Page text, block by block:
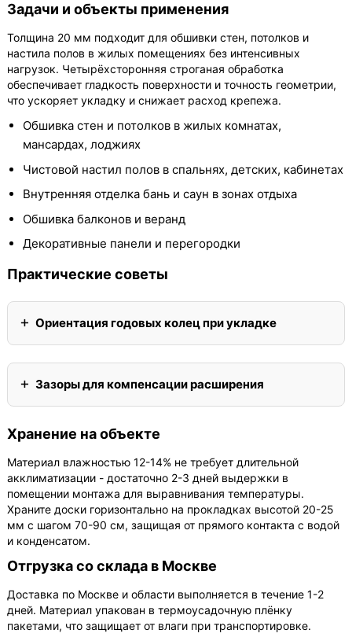
Задачи и объекты применения
Толщина 20 мм подходит для обшивки стен, потолков и
настила полов в жилых помещениях без интенсивных
нагрузок. Четырёхсторонняя строганая обработка
обеспечивает гладкость поверхности и точность геометрии,
что ускоряет укладку и снижает расход крепежа.
Обшивка стен и потолков в жилых комнатах,
мансардах, лоджиях
Чистовой настил полов в спальнях, детских, кабинетах
Внутренняя отделка бань и саун в зонах отдыха
Обшивка балконов и веранд
Декоративные панели и перегородки
Практические советы
Ориентация годовых колец при укладке
Зазоры для компенсации расширения
Хранение на объекте
Материал влажностью 12-14% не требует длительной
акклиматизации - достаточно 2-3 дней выдержки в
помещении монтажа для выравнивания температуры.
Храните доски горизонтально на прокладках высотой 20-25
мм с шагом 70-90 см, защищая от прямого контакта с водой
и конденсатом.
Отгрузка со склада в Москве
Доставка по Москве и области выполняется в течение 1-2
дней. Материал упакован в термоусадочную плёнку
пакетами, что защищает от влаги при транспортировке.